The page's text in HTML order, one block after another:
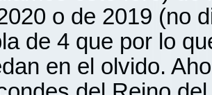
o de 2019 (no
de 4 que por lo
en el olvido.